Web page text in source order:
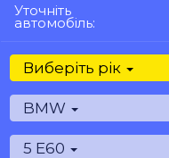
Уточніть
автомобіль:
Виберіть рік
BMW
5 E60